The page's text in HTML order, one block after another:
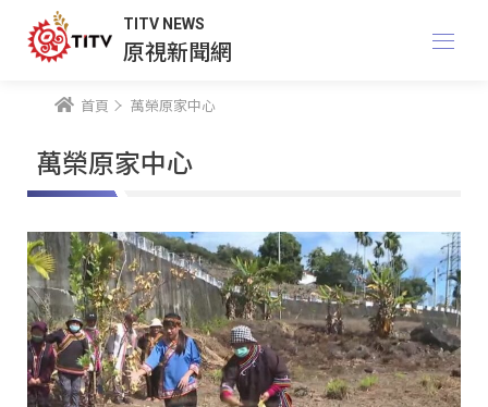
TITV NEWS
原視新聞網
首頁 萬榮原家中心
萬榮原家中心